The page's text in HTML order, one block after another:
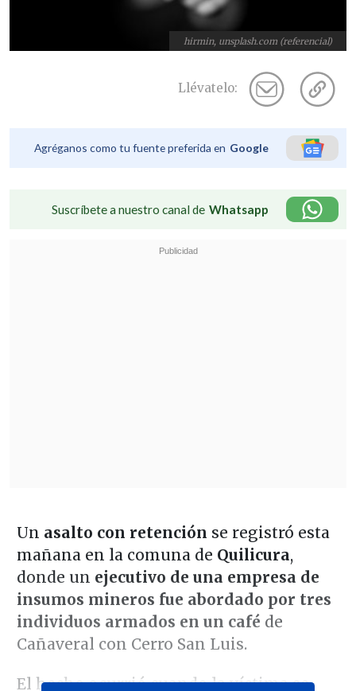
hirmin, unsplash.com (referencial)
Llévatelo:
Agréganos como tu fuente preferida en Google
Suscríbete a nuestro canal de Whatsapp
Un asalto con retención se registró esta
mañana en la comuna de Quilicura,
donde un ejecutivo de una empresa de
insumos mineros fue abordado por tres
individuos armados en un café de
Cañaveral con Cerro San Luis.
El hecho ocurrió cuando la víctima se